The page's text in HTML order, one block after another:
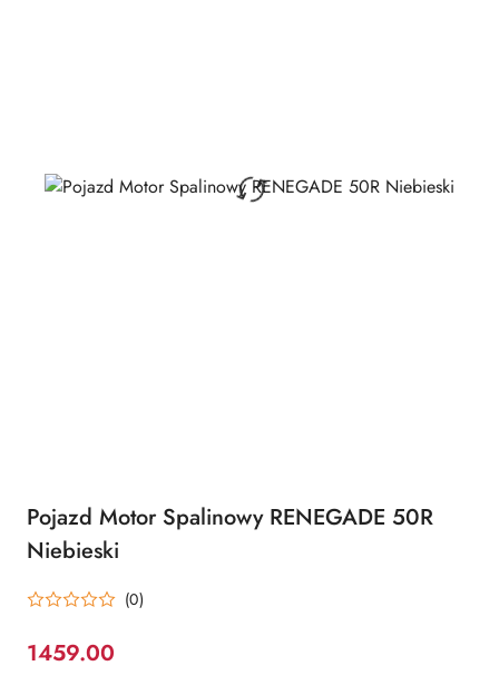
Pojazd Motor Spalinowy RENEGADE 50R
Niebieski
(0)
Cena:
1459.00